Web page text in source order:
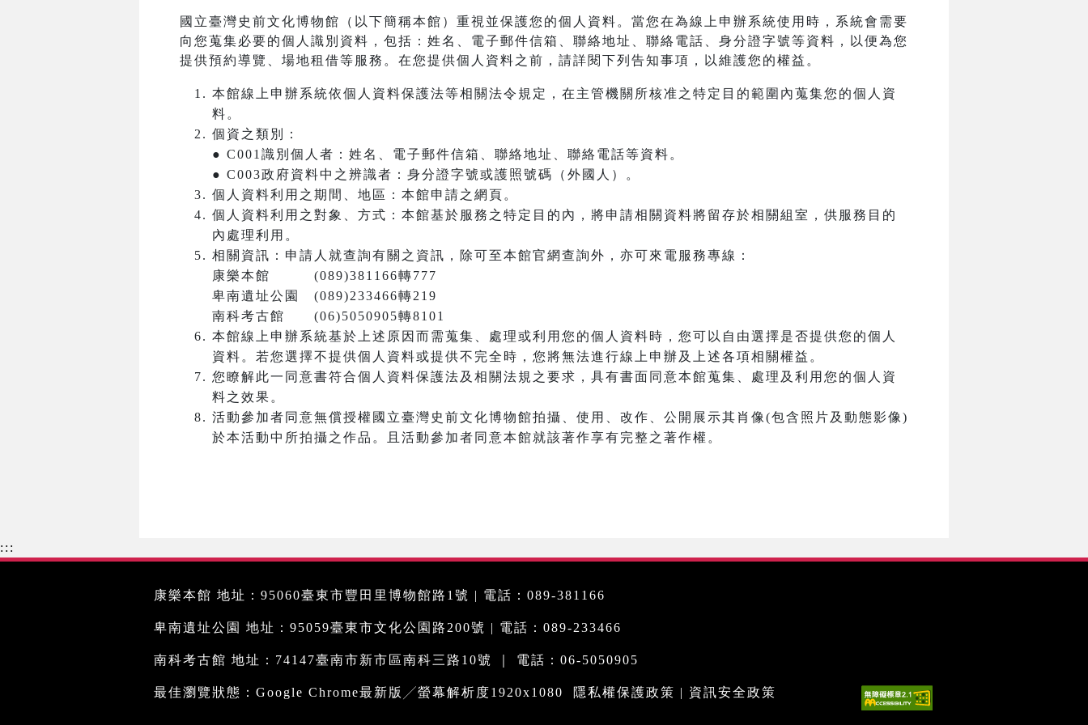
國立臺灣史前文化博物館（以下簡稱本館）重視並保護您的個人資料。當您在為線上申辦系統使用時，系統會需要
向您蒐集必要的個人識別資料，包括：姓名、電子郵件信箱、聯絡地址、聯絡電話、身分證字號等資料，以便為您
提供預約導覽、場地租借等服務。在您提供個人資料之前，請詳閱下列告知事項，以維護您的權益。
本館線上申辦系統依個人資料保護法等相關法令規定，在主管機關所核准之特定目的範圍內蒐集您的個人資
料。
個資之類別：
● C001識別個人者：姓名、電子郵件信箱、聯絡地址、聯絡電話等資料。
● C003政府資料中之辨識者：身分證字號或護照號碼（外國人）。
個人資料利用之期間、地區：本館申請之網頁。
個人資料利用之對象、方式：本館基於服務之特定目的內，將申請相關資料將留存於相關組室，供服務目的
內處理利用。
相關資訊：申請人就查詢有關之資訊，除可至本館官網查詢外，亦可來電服務專線：
康樂本館 (089)381166轉777
卑南遺址公園 (089)233466轉219
南科考古館 (06)5050905轉8101
本館線上申辦系統基於上述原因而需蒐集、處理或利用您的個人資料時，您可以自由選擇是否提供您的個人
資料。若您選擇不提供個人資料或提供不完全時，您將無法進行線上申辦及上述各項相關權益。
您瞭解此一同意書符合個人資料保護法及相關法規之要求，具有書面同意本館蒐集、處理及利用您的個人資
料之效果。
活動參加者同意無償授權國立臺灣史前文化博物館拍攝、使用、改作、公開展示其肖像(包含照片及動態影像)
於本活動中所拍攝之作品。且活動參加者同意本館就該著作享有完整之著作權。
:::
康樂本館 地址：95060臺東市豐田里博物館路1號 | 電話：089-381166
卑南遺址公園 地址：95059臺東市文化公園路200號 | 電話：089-233466
南科考古館 地址：74147臺南市新市區南科三路10號 ｜ 電話：06-5050905
最佳瀏覽狀態：Google Chrome最新版╱螢幕解析度1920x1080 隱私權保護政策 | 資訊安全政策